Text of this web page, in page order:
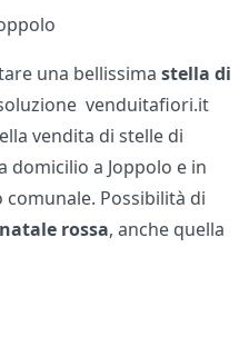
una bellissimastella di
venduitafiori.it
vendita di stelle di
domicilio a Joppolo e in
Possibilità di
rossa, anche quella